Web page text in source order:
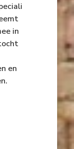
in
en